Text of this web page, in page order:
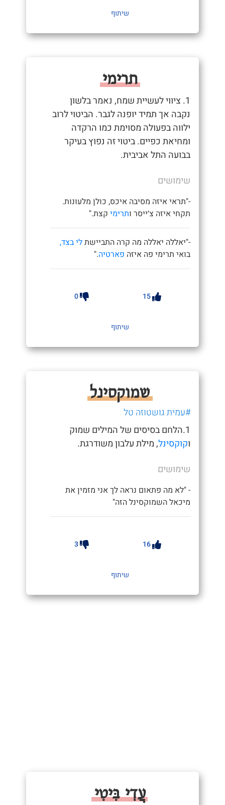
שיתוף
תרימי
1. ציווי לעשיית שמח, נאמר בלשון
נקבה אך תמיד יופנה לגבר. הביטוי לרוב
ילווה בפעולה מסוימת כמו הרקדה
ומחיאת כפיים. ביטוי זה נפוץ בעיקר
בבועה התל אביבית.
שימושים
-"תראי איזה מסיבה איכס, כולן מלעונות.
תקחי איזה צ׳ייסר ותרימי קצת."
-"יאללה יאללה מה קרה התביישתלי בצד,
בואי תרימי פה איזה פארטיה."
15
0
שיתוף
שמוקסינל
#עמית גושטוזה טל
1.הלחם בסיסים של המילים שמוק
וקוקסינל, מילת עלבון משודרגת.
שימושים
- "לא מה פתאום נראה לך אני מזמין את
מיכאל השמוקסינל הזה"
16
3
שיתוף
עֲדִי בִּיטִי